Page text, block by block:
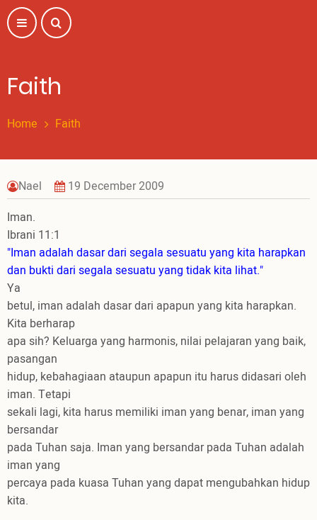
Skip
to
main
Faith
Home Faith
Nael
19 December 2009
Iman.
Ibrani 11:1
"Iman adalah dasar dari segala sesuatu yang kita harapkan
dan bukti dari segala sesuatu yang tidak kita lihat."
Ya
betul, iman adalah dasar dari apapun yang kita harapkan.
Kita berharap
apa sih? Keluarga yang harmonis, nilai pelajaran yang baik,
pasangan
hidup, kebahagiaan ataupun apapun itu harus didasari oleh
iman. Tetapi
sekali lagi, kita harus memiliki iman yang benar, iman yang
bersandar
pada Tuhan saja. Iman yang bersandar pada Tuhan adalah
iman yang
percaya pada kuasa Tuhan yang dapat mengubahkan hidup
kita.